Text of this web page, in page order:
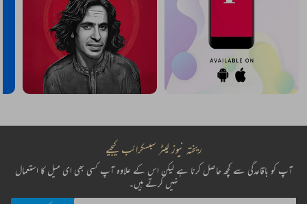
ریختہ نیوز لیٹر سبسکرائب کیجیے
آپ کو باقاعدگی سے کچھ حاصل کرنا ہے لیکن اس کے علاوہ آپ کسی بھی ای میل کا استعمال
نہیں کرتے ہیں۔